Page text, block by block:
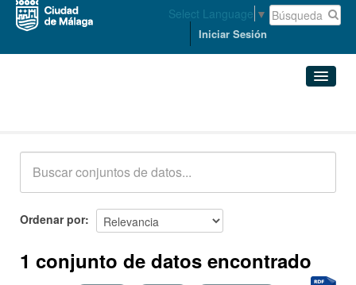
Select Language ▼
Iniciar Sesión
Acerca de
Ordenar por
1 conjunto de datos encontrado